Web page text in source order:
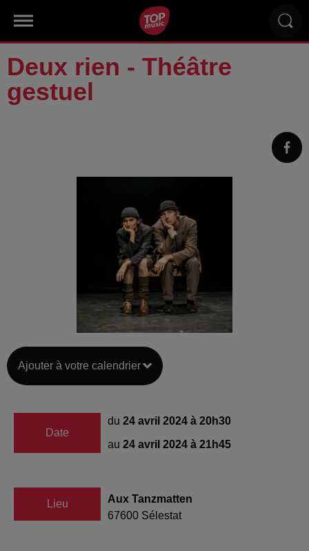
Deux rien - Théâtre
gestuel
Ajouter à votre calendrier
Date
du 24 avril 2024 à 20h30
au 24 avril 2024 à 21h45
Lieu
Aux Tanzmatten
67600 Sélestat